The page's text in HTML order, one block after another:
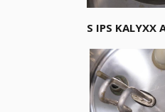
S IPS KALYXX